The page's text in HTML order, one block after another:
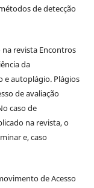
de detecção
na revista Encontros
da
e autoplágio. Plágios
de avaliação
caso de
na revista, o
e, caso
de Acesso